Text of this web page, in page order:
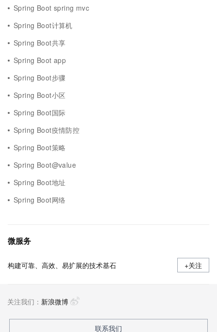
Spring Boot spring mvc
Spring Boot计算机
Spring Boot共享
Spring Boot app
Spring Boot步骤
Spring Boot小区
Spring Boot国际
Spring Boot疫情防控
Spring Boot策略
Spring Boot@value
Spring Boot地址
Spring Boot网络
微服务
构建可靠、高效、易扩展的技术基石 +关注
关注我们： 新浪微博
联系我们